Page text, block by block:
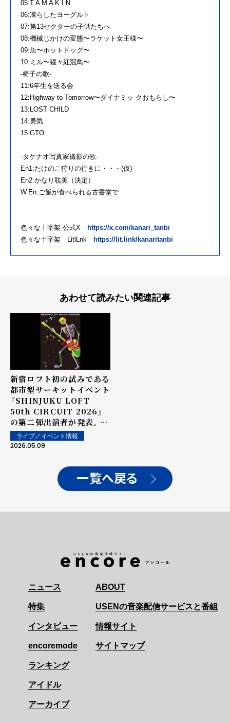
05:T A M A K I N
06:凍らしたヨーグルト
07:第13セクターの子供たちへ
08:機械じかけの変態〜ラケット女王様〜
09:魚〜ホットドッグ〜
10:ミル〜猩々紅冠鳥〜
-椅子の歌-
11:6年生を送る会
12:Highway to Tomorrow〜ダイナミッ クおもらし〜
13:LOST CHILD
14:勇気
15:GTO
-タケナオ写真家撮影の歌-
En1:たけのこ狩りの行きに・・・(仮)
En2:かなり耽美（決定）
W.En:ご飯が食べられる古書堂で
色々な十字架 公式X
https://x.com/kanari_tanbi
色々な十字架 LitlLnk
https://lit.link/kanaritanbi
あわせて読みたい関連記事
新宿ロフト初の試みである
都市型サーキットイベント
『SHINJUKU LOFT
50th CIRCUIT 2026』
の第二弾出演者が発表。
umbrella、色々な十字
架、Panorama
WHITE ASH、
FLAMYNGS、YOWLLが
ライブ／イベント情報
2026.05.09
一覧へ戻る
ニュース
特集
インタビュー
encoremode
ランキング
アイドル
アーカイブ
ABOUT
USENの音楽配信サービスと番組
情報サイト
サイトマップ